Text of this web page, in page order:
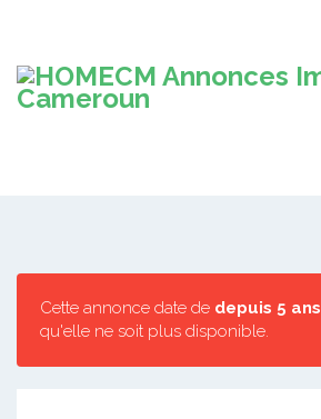
Cette annonce date de depuis 5 ans
qu'elle ne soit plus disponible.